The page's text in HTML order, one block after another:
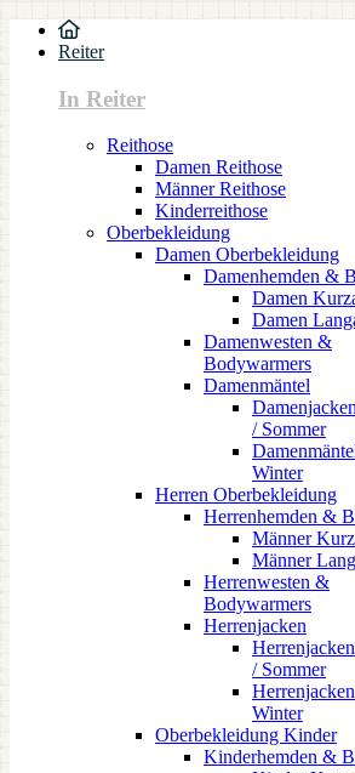
Reiter
In Reiter
Reithose
Damen Reithose
Männer Reithose
Kinderreithose
Oberbekleidung
Damen Oberbekleidung
Damenhemden &
Damen
Damen
Damenwesten &
Bodywarmers
Damenmäntel
/ Sommer
Winter
Herren Oberbekleidung
Herrenhemden &
Männer
Männer
Herrenwesten &
Bodywarmers
Herrenjacken
/ Sommer
Winter
Oberbekleidung Kinder
Kinderhemden &